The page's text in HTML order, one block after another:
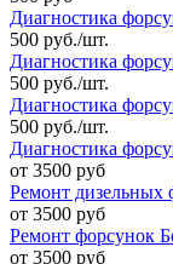
Диагностика
500 руб./шт.
Диагностика
500 руб./шт.
Диагностика
500 руб./шт.
Диагностика
от 3500 руб
Ремонт дизельных
от 3500 руб
Ремонт форсунок
от 3500 руб